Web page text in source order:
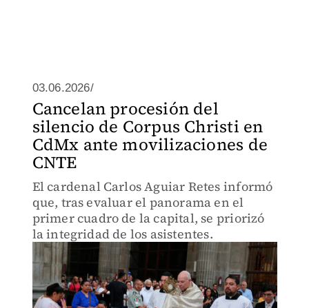
03.06.2026/
Cancelan procesión del
silencio de Corpus Christi en
CdMx ante movilizaciones de
CNTE
El cardenal Carlos Aguiar Retes informó
que, tras evaluar el panorama en el
primer cuadro de la capital, se priorizó
la integridad de los asistentes.